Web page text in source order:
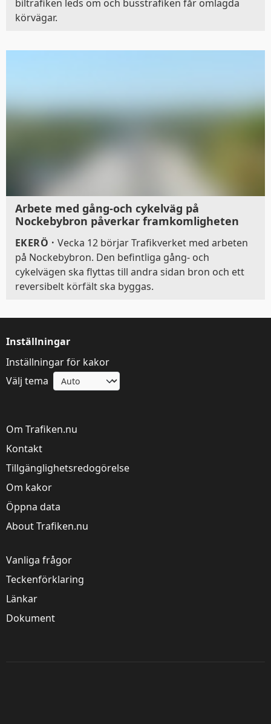
biltrafiken leds om och busstrafiken får omlagda
körvägar.
Arbete med gång-och cykelväg på
Nockebybron påverkar framkomligheten
EKERÖ · Vecka 12 börjar Trafikverket med arbeten
på Nockebybron. Den befintliga gång- och
cykelvägen ska flyttas till andra sidan bron och ett
reversibelt körfält ska byggas.
Om Trafiken.nu
Kontakt
Tillgänglighetsredogörelse
Om kakor
Öppna data
About Trafiken.nu
Vanliga frågor
Teckenförklaring
Länkar
Dokument
Inställningar
Inställningar för kakor
Välj tema